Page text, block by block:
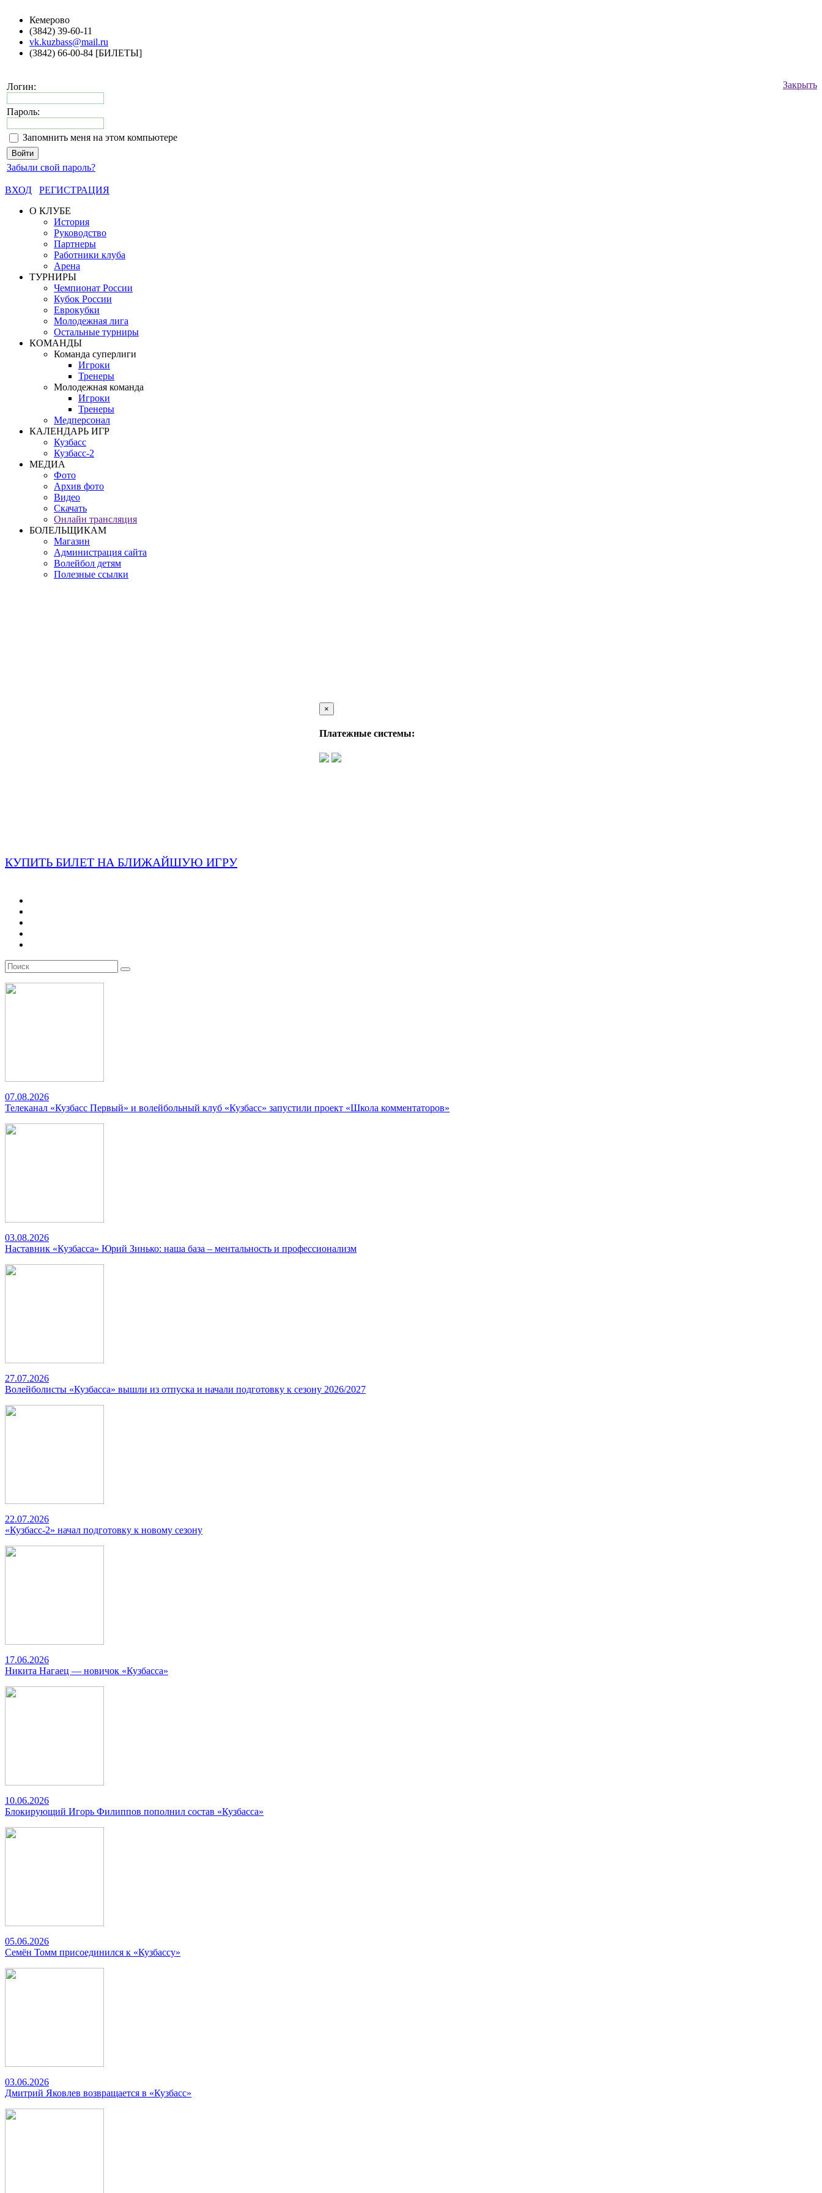
Кемерово
(3842) 39-60-11
vk.kuzbass@mail.ru
(3842) 66-00-84 [БИЛЕТЫ]
Закрыть
Логин:
Пароль:
Запомнить меня на этом компьютере
Забыли свой пароль?
ВХОД
РЕГИСТРАЦИЯ
О КЛУБЕ
История
Руководство
Партнеры
Работники клуба
Арена
ТУРНИРЫ
Чемпионат России
Кубок России
Еврокубки
Молодежная лига
Остальные турниры
КОМАНДЫ
Команда суперлиги
Игроки
Тренеры
Молодежная команда
Игроки
Тренеры
Медперсонал
КАЛЕНДАРЬ ИГР
Кузбасс
Кузбасс-2
МЕДИА
Фото
Архив фото
Видео
Скачать
Онлайн трансляция
БОЛЕЛЬЩИКАМ
Магазин
Администрация сайта
Волейбол детям
Полезные ссылки
×
Платежные системы:
КУПИТЬ БИЛЕТ НА БЛИЖАЙШУЮ ИГРУ
07.08.2026
Телеканал «Кузбасс Первый» и волейбольный клуб «Кузбасс» запустили проект «Школа комментаторов»
03.08.2026
Наставник «Кузбасса» Юрий Зинько: наша база – ментальность и профессионализм
27.07.2026
Волейболисты «Кузбасса» вышли из отпуска и начали подготовку к сезону 2026/2027
22.07.2026
«Кузбасс-2» начал подготовку к новому сезону
17.06.2026
Никита Нагаец — новичок «Кузбасса»
10.06.2026
Блокирующий Игорь Филиппов пополнил состав «Кузбасса»
05.06.2026
Семён Томм присоединился к «Кузбассу»
03.06.2026
Дмитрий Яковлев возвращается в «Кузбасс»